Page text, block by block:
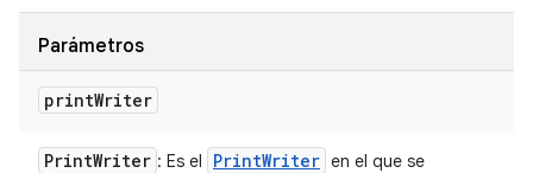
Parámetros
printWriter
PrintWriter : Es el PrintWriter en el que se